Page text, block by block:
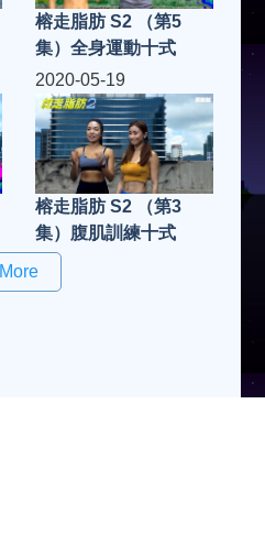
榕走脂肪 S2 （第5
集）全身運動十式
2020-05-19
榕走脂肪 S2 （第3
集）腹肌訓練十式
More